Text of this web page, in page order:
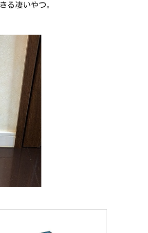
る凄いやつ。